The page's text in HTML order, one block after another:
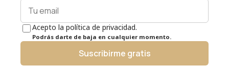
Acepto la política de privacidad.
Podrás darte de baja en cualquier momento.
Suscribirme gratis